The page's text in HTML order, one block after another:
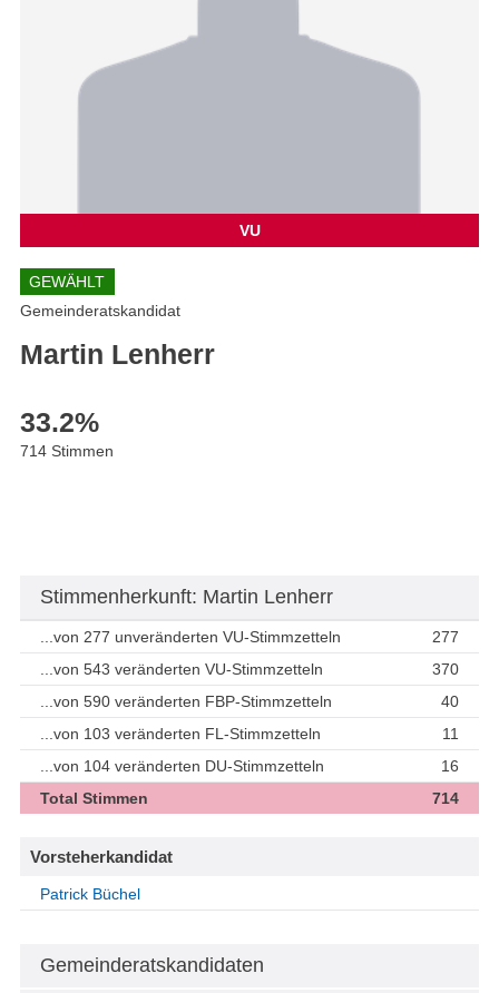
VU
GEWÄHLT
Gemeinderatskandidat
Martin Lenherr
33.2%
714 Stimmen
Stimmenherkunft: Martin Lenherr
...von 277 unveränderten VU-Stimmzetteln
277
...von 543 veränderten VU-Stimmzetteln
370
...von 590 veränderten FBP-Stimmzetteln
40
...von 103 veränderten FL-Stimmzetteln
11
...von 104 veränderten DU-Stimmzetteln
16
Total Stimmen
714
Vorsteherkandidat
Patrick Büchel
Gemeinderatskandidaten